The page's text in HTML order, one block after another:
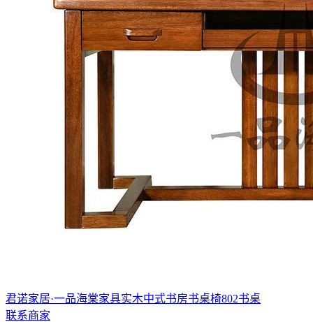
君诺家居·一品海棠家具实木中式书房书桌椅802书桌
联系商家